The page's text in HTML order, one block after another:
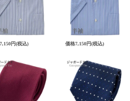
7,150円(税込) 価格7,150円(税込)